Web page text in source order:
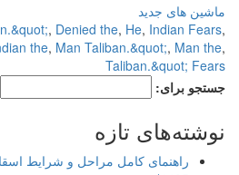
ماشین های جدید
,Denied the,He,Indian Fears
Indian the,Man Taliban.&quot;,Man the
Taliban.&quot; Fears
جستجو برای:
نوشته‌های تازه